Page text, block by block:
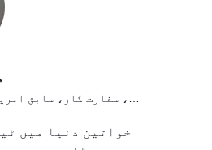
امریکی سیاست دان، سفارت کار، سابق امریکی وزیر خارجہ
خواتین دنیا میں